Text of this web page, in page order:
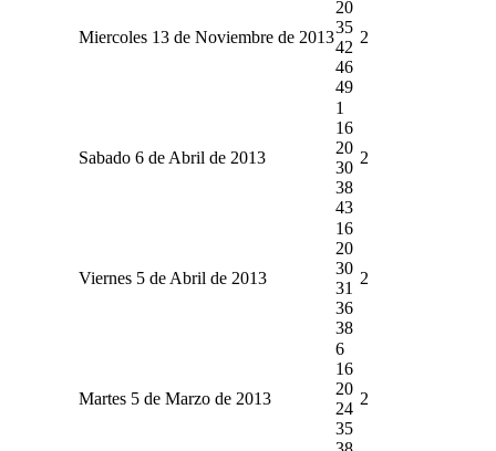
Miercoles 13 de Noviembre de 2013
20
35
42
46
49
2
Sabado 6 de Abril de 2013
1
16
20
30
38
43
2
Viernes 5 de Abril de 2013
16
20
30
31
36
38
2
Martes 5 de Marzo de 2013
6
16
20
24
35
2